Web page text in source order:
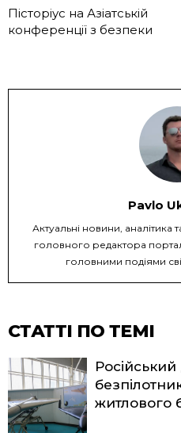
Пісторіус на Азіатській
конференції з безпеки
Pavlo
Актуальні новини, аналітика
головного редактора
головними подіями
СТАТТІ ПО ТЕМІ
житлового